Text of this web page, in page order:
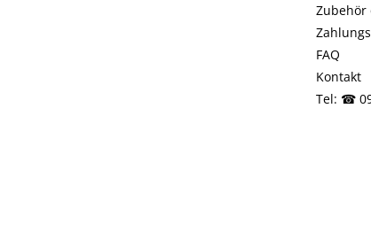
Zubehör
FAQ
Kontakt
Tel: ☎